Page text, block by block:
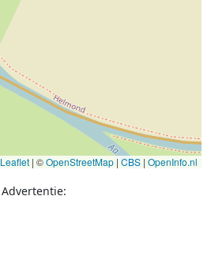
Leaflet | ©OpenStreetMap | CBS | OpenInfo.nl
Advertentie: